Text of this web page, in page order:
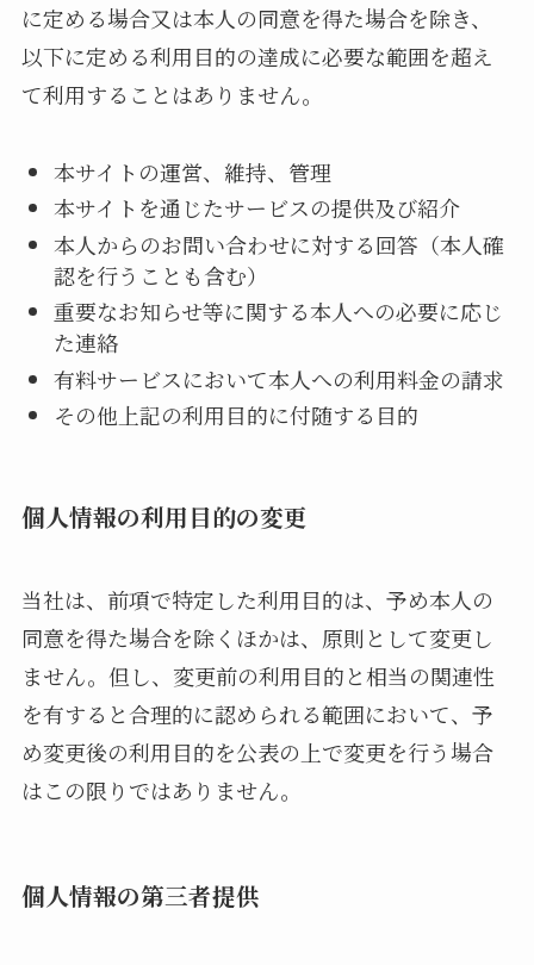
に定める場合又は本人の同意を得た場合を除き、
以下に定める利用目的の達成に必要な範囲を超え
て利用することはありません。
本サイトの運営、維持、管理
本サイトを通じたサービスの提供及び紹介
本人からのお問い合わせに対する回答（本人確
認を行うことも含む）
重要なお知らせ等に関する本人への必要に応じ
た連絡
有料サービスにおいて本人への利用料金の請求
その他上記の利用目的に付随する目的
個人情報の利用目的の変更
当社は、前項で特定した利用目的は、予め本人の
同意を得た場合を除くほかは、原則として変更し
ません。但し、変更前の利用目的と相当の関連性
を有すると合理的に認められる範囲において、予
め変更後の利用目的を公表の上で変更を行う場合
はこの限りではありません。
個人情報の第三者提供